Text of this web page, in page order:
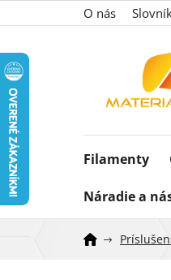
na
O nás
Filamenty
Náradie a